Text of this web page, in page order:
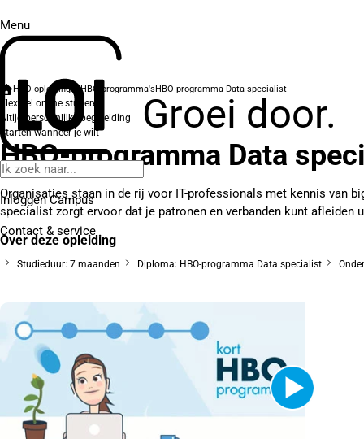
Menu
Groei door.
Inloggen Campus
Contact & service
HBO-opleidingenHBO-programma'sHBO-programma Data specialist
Flexibel online studeren
Altijd persoonlijke begeleiding
Starten wanneer je wilt
HBO-programma Data
Organisaties staan in de rij voor IT-professionals met kennis van
specialist zorgt ervoor dat je patronen en verbanden kunt afleiden
Over deze opleiding
Studieduur: 7 maanden Diploma: HBO-programma Data specialist